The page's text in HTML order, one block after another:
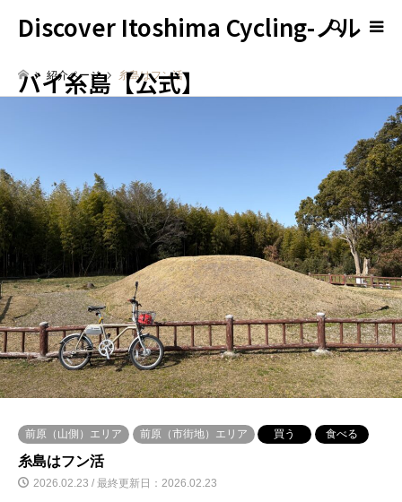
Discover Itoshima Cycling-ノル
バイ糸島【公式】
検索
紹介ページ 糸島はフン活
前原（山側）エリア 前原（市街地）エリア 買う 食べる
糸島はフン活
2026.02.23 / 最終更新日：2026.02.23